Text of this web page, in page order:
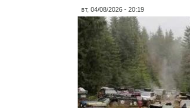
вт, 04/08/2026 - 20:19